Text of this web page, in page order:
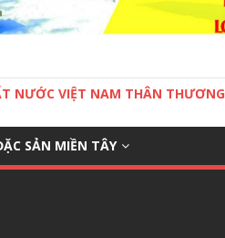
NƯỚC VIỆT NAM THÂN THƯƠNG
SẢN MIỀN TÂY